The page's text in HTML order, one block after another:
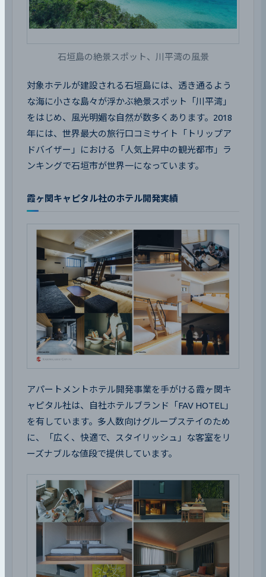
石垣島の絶景スポット、川平湾の風景
対象ホテルが建設される石垣島には、透き通るよう
な海に小さな島々が浮かぶ絶景スポット「川平湾」
をはじめ、風光明媚な自然が数多くあります。2018
年には、世界最大の旅行口コミサイト「トリップア
ドバイザー」における「人気上昇中の観光都市」ラ
ンキングで石垣市が世界一になっています。
霞ヶ関キャピタル社のホテル開発実績
アパートメントホテル開発事業を手がける霞ヶ関キ
ャピタル社は、自社ホテルブランド「FAV HOTEL」
を有しています。多人数向けグループステイのため
に、「広く、快適で、スタイリッシュ」な客室をリ
ーズナブルな値段で提供しています。